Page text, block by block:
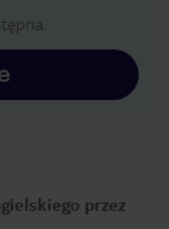
przez